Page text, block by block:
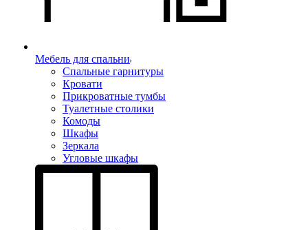
Мебель для спальни
Спальные гарнитуры
Кровати
Прикроватные тумбы
Туалетные столики
Комоды
Шкафы
Зеркала
Угловые шкафы